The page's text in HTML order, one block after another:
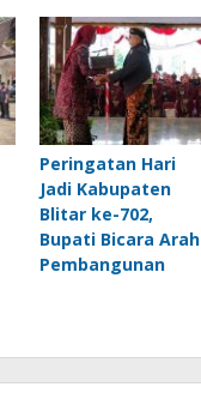
Peringatan Hari
Jadi Kabupaten
Blitar ke-702,
Bupati Bicara Arah
Pembangunan